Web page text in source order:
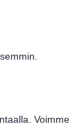
Voimme